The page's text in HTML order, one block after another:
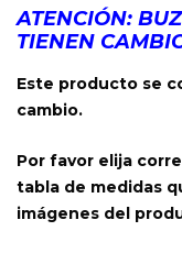
ATENCIÓN:
TIENEN
Este producto se
cambio.
Por favor elija
tabla de medidas
imágenes del